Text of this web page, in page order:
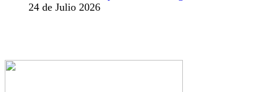
24 de Julio 2026